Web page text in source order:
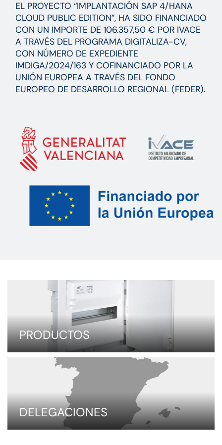
EL PROYECTO “IMPLANTACIÓN SAP 4/HANA
CLOUD PUBLIC EDITION”, HA SIDO FINANCIADO
CON UN IMPORTE DE 106.357,50 € POR IVACE
A TRAVÉS DEL PROGRAMA DIGITALIZA-CV,
CON NÚMERO DE EXPEDIENTE
IMDIGA/2024/163 Y COFINANCIADO POR LA
UNIÓN EUROPEA A TRAVÉS DEL FONDO
EUROPEO DE DESARROLLO REGIONAL (FEDER).
PRODUCTOS
DELEGACIONES